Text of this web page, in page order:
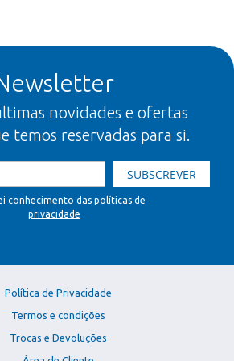
novidades e ofertas
temos reservadas para si.
SUBSCREVER
conhecimento das políticas de
privacidade
Política de Privacidade
Termos e condições
Trocas e Devoluções